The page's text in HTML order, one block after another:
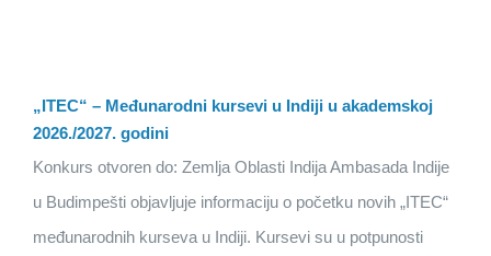
„ITEC“ – Međunarodni kursevi u Indiji u akademskoj
2026./2027. godini
Konkurs otvoren do: Zemlja Oblasti Indija Ambasada Indije
u Budimpešti objavljuje informaciju o početku novih „ITEC“
međunarodnih kurseva u Indiji. Kursevi su u potpunosti